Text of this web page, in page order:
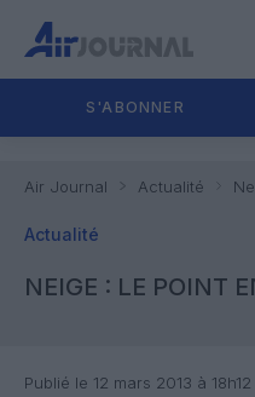
S'ABONNER
Air Journal Actualité
Actualité
NEIGE : LE POINT
Publié le 12 mars 2013 à 18h12